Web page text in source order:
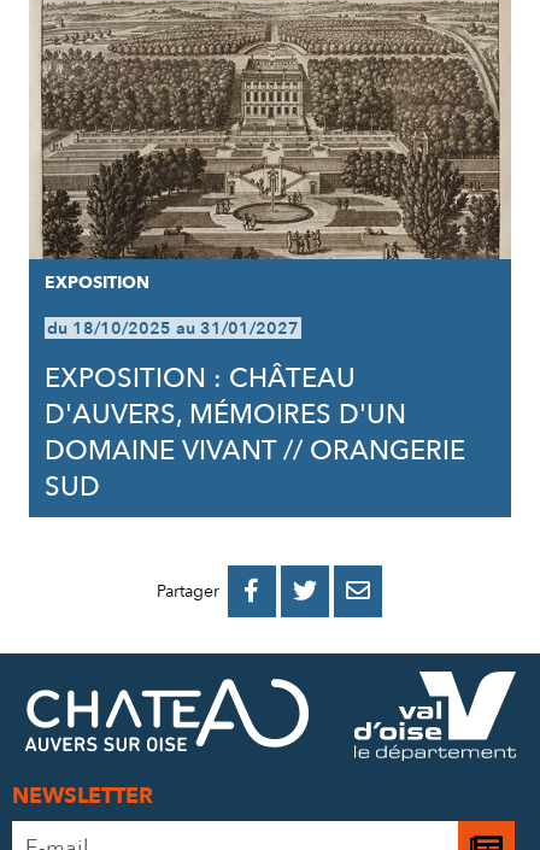
EXPOSITION
du 18/10/2025 au 31/01/2027
EXPOSITION : CHÂTEAU
D'AUVERS, MÉMOIRES D'UN
DOMAINE VIVANT // ORANGERIE
SUD
Partager 
PARTAGER
FACEBOOK
PARTAGER
PARTAGER
MAIL
NEWSLETTER
Adresse